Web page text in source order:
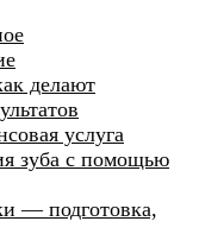
делают
услуга
зуба с помощью
— подготовка,